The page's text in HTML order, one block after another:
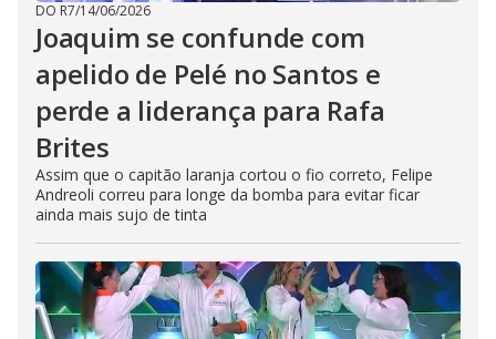
DO R7/14/06/2026
Joaquim se confunde com
apelido de Pelé no Santos e
perde a liderança para Rafa
Brites
Assim que o capitão laranja cortou o fio correto, Felipe
Andreoli correu para longe da bomba para evitar ficar
ainda mais sujo de tinta